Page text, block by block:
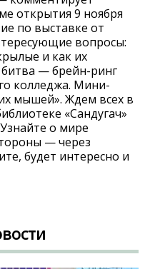
открытия 9 ноября
по выставке от
вопросы:
и как их
— брейн-ринг
колледжа. Мини-
мышей». Ждем всех в
«Сандугач»
о мире
— через
будет интересно и